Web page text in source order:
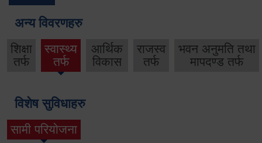
अन्य विवरणहरु
शिक्षा
तर्फ
स्वास्थ्य
तर्फ
आर्थिक
विकास
राजस्व
तर्फ
भवन अनुमति तथा
मापदण्ड तर्फ
विशेष सुविधाहरु
सामी परियोजना
(active tab)